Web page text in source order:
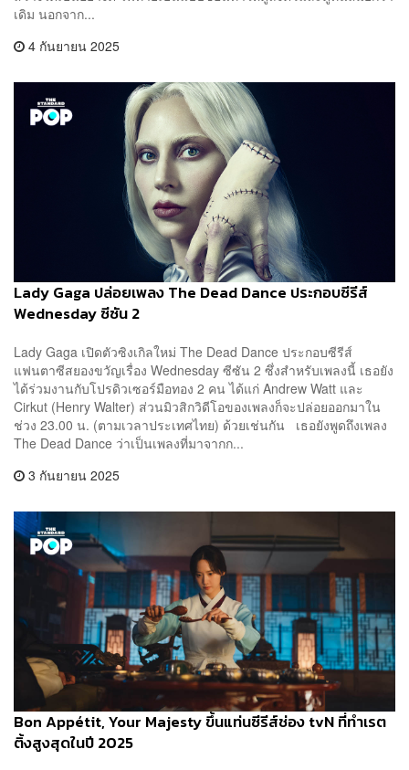
เดิม นอกจาก...
4 กันยายน 2025
Lady Gaga ปล่อยเพลง The Dead Dance ประกอบซีรีส์
Wednesday ซีซัน 2
Lady Gaga เปิดตัวซิงเกิลใหม่ The Dead Dance ประกอบซีรีส์
แฟนตาซีสยองขวัญเรื่อง Wednesday ซีซัน 2 ซึ่งสำหรับเพลงนี้ เธอยัง
ได้ร่วมงานกับโปรดิวเซอร์มือทอง 2 คน ได้แก่ Andrew Watt และ
Cirkut (Henry Walter) ส่วนมิวสิกวิดีโอของเพลงก็จะปล่อยออกมาใน
ช่วง 23.00 น. (ตามเวลาประเทศไทย) ด้วยเช่นกัน เธอยังพูดถึงเพลง
The Dead Dance ว่าเป็นเพลงที่มาจากก...
3 กันยายน 2025
Bon Appétit, Your Majesty ขึ้นแท่นซีรีส์ช่อง tvN ที่ทำเรต
ติ้งสูงสุดในปี 2025